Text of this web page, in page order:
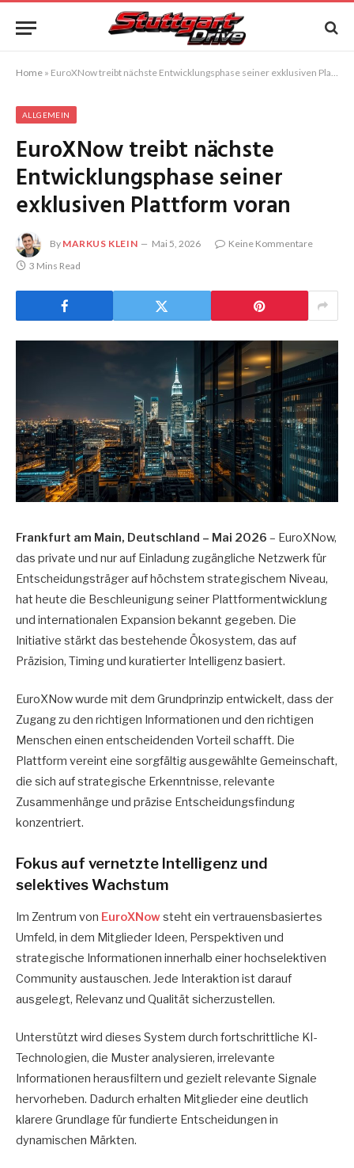
Home » EuroXNow treibt nächste Entwicklungsphase seiner exklusiven Plattform voran
ALLGEMEIN
EuroXNow treibt nächste
Entwicklungsphase seiner
exklusiven Plattform voran
By MARKUS KLEIN Mai 5, 2026
Keine Kommentare
3 Mins Read
Frankfurt am Main, Deutschland – Mai 2026 – EuroXNow,
das private und nur auf Einladung zugängliche Netzwerk für
Entscheidungsträger auf höchstem strategischem Niveau,
hat heute die Beschleunigung seiner Plattformentwicklung
und internationalen Expansion bekannt gegeben. Die
Initiative stärkt das bestehende Ökosystem, das auf
Präzision, Timing und kuratierter Intelligenz basiert.
EuroXNow wurde mit dem Grundprinzip entwickelt, dass der
Zugang zu den richtigen Informationen und den richtigen
Menschen einen entscheidenden Vorteil schafft. Die
Plattform vereint eine sorgfältig ausgewählte Gemeinschaft,
die sich auf strategische Erkenntnisse, relevante
Zusammenhänge und präzise Entscheidungsfindung
konzentriert.
Fokus auf vernetzte Intelligenz und
selektives Wachstum
Im Zentrum von EuroXNowsteht ein vertrauensbasiertes
Umfeld, in dem Mitglieder Ideen, Perspektiven und
strategische Informationen innerhalb einer hochselektiven
Community austauschen. Jede Interaktion ist darauf
ausgelegt, Relevanz und Qualität sicherzustellen.
Unterstützt wird dieses System durch fortschrittliche KI-
Technologien, die Muster analysieren, irrelevante
Informationen herausfiltern und gezielt relevante Signale
hervorheben. Dadurch erhalten Mitglieder eine deutlich
klarere Grundlage für fundierte Entscheidungen in
dynamischen Märkten.